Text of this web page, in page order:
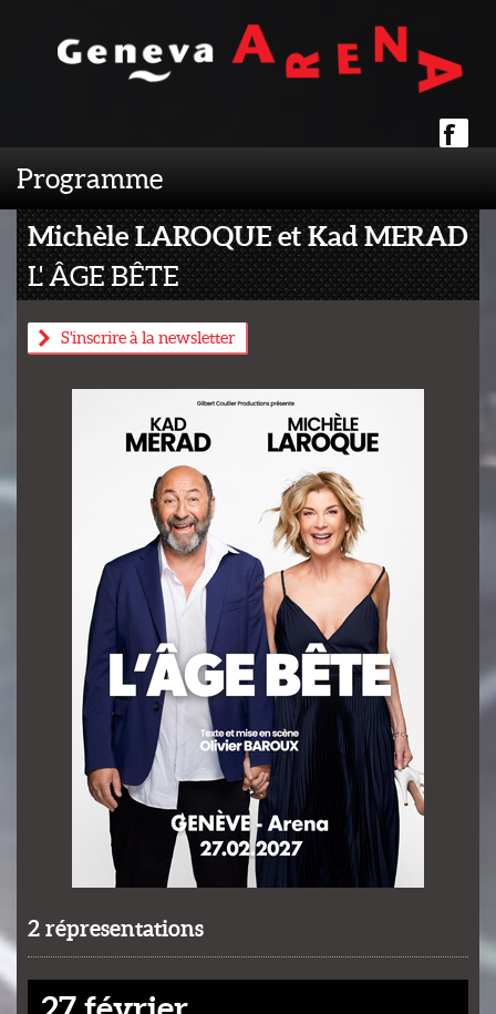
Programme
Michèle LAROQUE et Kad MERAD
L' ÂGE BÊTE
S'inscrire à la newsletter
2 répresentations